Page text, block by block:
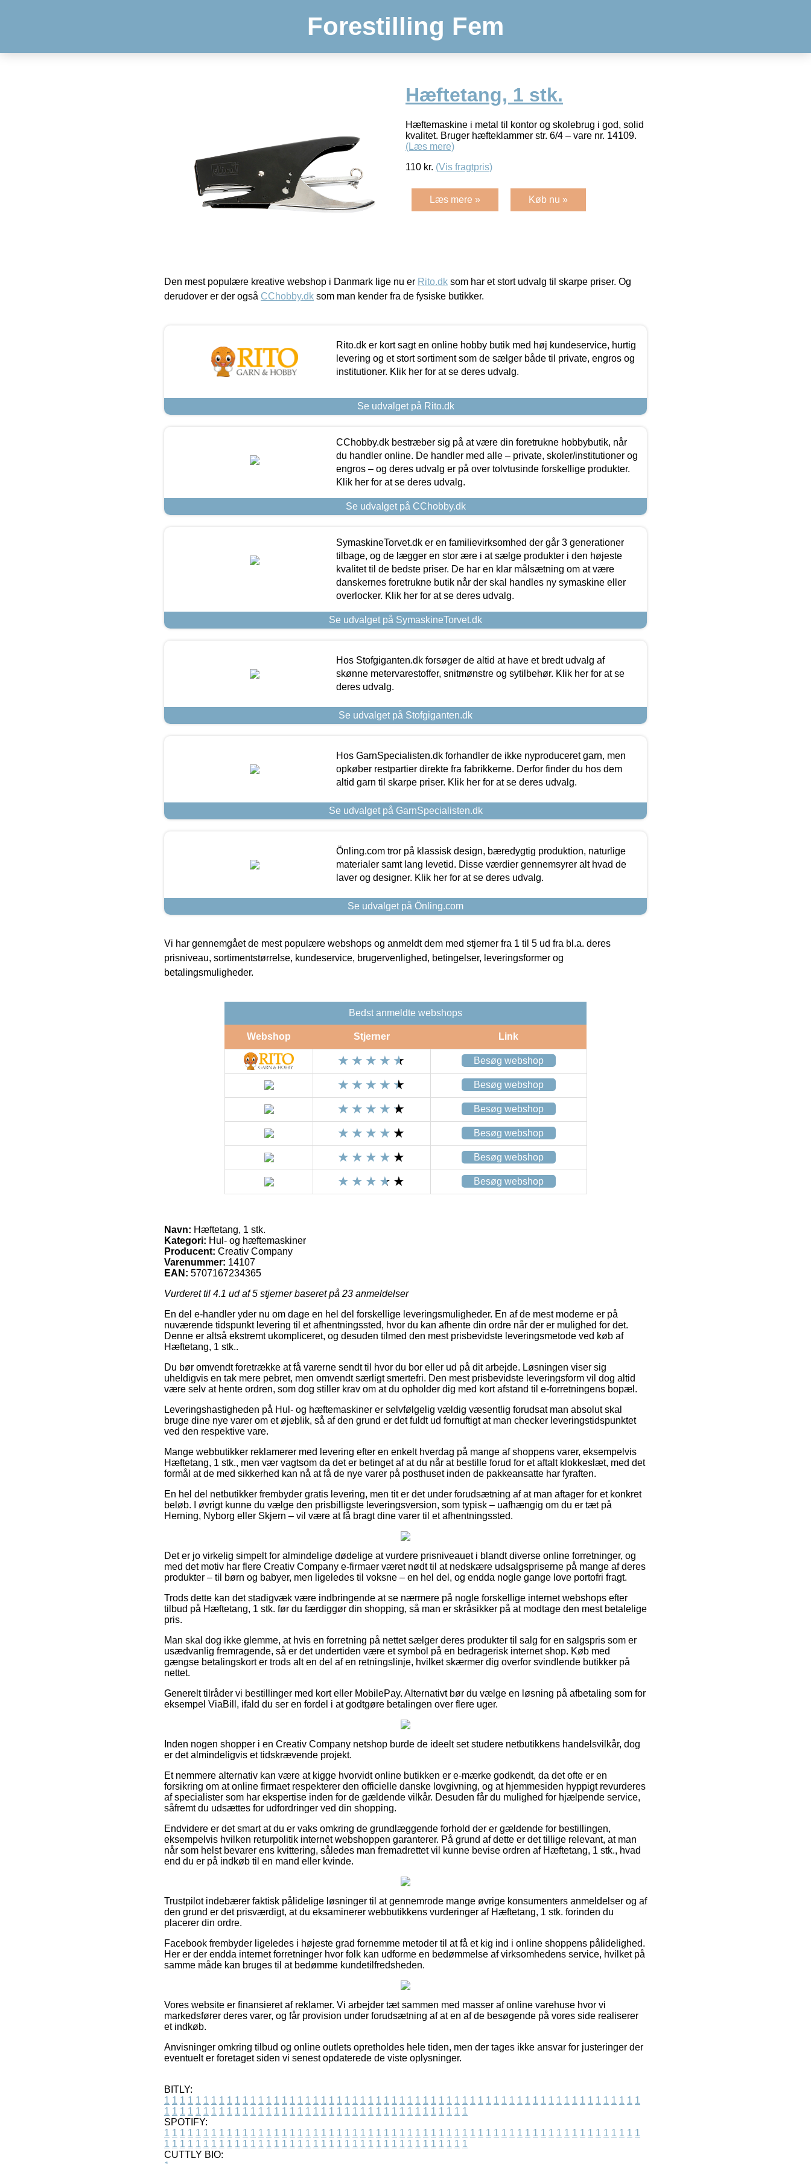
Forestilling Fem
Hæftetang, 1 stk.
Hæftemaskine i metal til kontor og skolebrug i god, solid
kvalitet. Bruger hæfteklammer str. 6/4 – vare nr. 14109.
(Læs mere)
110 kr. (Vis fragtpris)
Læs mere » Køb nu »
Den mest populære kreative webshop i Danmark lige nu er Rito.dk som har et stort udvalg til skarpe priser. Og
derudover er der også CChobby.dk som man kender fra de fysiske butikker.
Rito.dk er kort sagt en online hobby butik med høj kundeservice, hurtig
levering og et stort sortiment som de sælger både til private, engros og
institutioner. Klik her for at se deres udvalg.
Se udvalget på Rito.dk
CChobby.dk bestræber sig på at være din foretrukne hobbybutik, når
du handler online. De handler med alle – private, skoler/institutioner og
engros – og deres udvalg er på over tolvtusinde forskellige produkter.
Klik her for at se deres udvalg.
Se udvalget på CChobby.dk
SymaskineTorvet.dk er en familievirksomhed der går 3 generationer
tilbage, og de lægger en stor ære i at sælge produkter i den højeste
kvalitet til de bedste priser. De har en klar målsætning om at være
danskernes foretrukne butik når der skal handles ny symaskine eller
overlocker. Klik her for at se deres udvalg.
Se udvalget på SymaskineTorvet.dk
Hos Stofgiganten.dk forsøger de altid at have et bredt udvalg af
skønne metervarestoffer, snitmønstre og sytilbehør. Klik her for at se
deres udvalg.
Se udvalget på Stofgiganten.dk
Hos GarnSpecialisten.dk forhandler de ikke nyproduceret garn, men
opkøber restpartier direkte fra fabrikkerne. Derfor finder du hos dem
altid garn til skarpe priser. Klik her for at se deres udvalg.
Se udvalget på GarnSpecialisten.dk
Önling.com tror på klassisk design, bæredygtig produktion, naturlige
materialer samt lang levetid. Disse værdier gennemsyrer alt hvad de
laver og designer. Klik her for at se deres udvalg.
Se udvalget på Önling.com
Vi har gennemgået de mest populære webshops og anmeldt dem med stjerner fra 1 til 5 ud fra bl.a. deres
prisniveau, sortimentstørrelse, kundeservice, brugervenlighed, betingelser, leveringsformer og
betalingsmuligheder.
Bedst anmeldte webshops
Webshop Stjerner Link
Besøg webshop
Besøg webshop
Besøg webshop
Besøg webshop
Besøg webshop
Besøg webshop
Navn: Hæftetang, 1 stk.
Kategori: Hul- og hæftemaskiner
Producent: Creativ Company
Varenummer: 14107
EAN: 5707167234365
Vurderet til 4.1 ud af 5 stjerner baseret på 23 anmeldelser
En del e-handler yder nu om dage en hel del forskellige leveringsmuligheder. En af de mest moderne er på
nuværende tidspunkt levering til et afhentningssted, hvor du kan afhente din ordre når der er mulighed for det.
Denne er altså ekstremt ukompliceret, og desuden tilmed den mest prisbevidste leveringsmetode ved køb af
Hæftetang, 1 stk..
Du bør omvendt foretrække at få varerne sendt til hvor du bor eller ud på dit arbejde. Løsningen viser sig
uheldigvis en tak mere pebret, men omvendt særligt smertefri. Den mest prisbevidste leveringsform vil dog altid
være selv at hente ordren, som dog stiller krav om at du opholder dig med kort afstand til e-forretningens bopæl.
Leveringshastigheden på Hul- og hæftemaskiner er selvfølgelig vældig væsentlig forudsat man absolut skal
bruge dine nye varer om et øjeblik, så af den grund er det fuldt ud fornuftigt at man checker leveringstidspunktet
ved den respektive vare.
Mange webbutikker reklamerer med levering efter en enkelt hverdag på mange af shoppens varer, eksempelvis
Hæftetang, 1 stk., men vær vagtsom da det er betinget af at du når at bestille forud for et aftalt klokkeslæt, med det
formål at de med sikkerhed kan nå at få de nye varer på posthuset inden de pakkeansatte har fyraften.
En hel del netbutikker frembyder gratis levering, men tit er det under forudsætning af at man aftager for et konkret
beløb. I øvrigt kunne du vælge den prisbilligste leveringsversion, som typisk – uafhængig om du er tæt på
Herning, Nyborg eller Skjern – vil være at få bragt dine varer til et afhentningssted.
Det er jo virkelig simpelt for almindelige dødelige at vurdere prisniveauet i blandt diverse online forretninger, og
med det motiv har flere Creativ Company e-firmaer været nødt til at nedskære udsalgspriserne på mange af deres
produkter – til børn og babyer, men ligeledes til voksne – en hel del, og endda nogle gange love portofri fragt.
Trods dette kan det stadigvæk være indbringende at se nærmere på nogle forskellige internet webshops efter
tilbud på Hæftetang, 1 stk. før du færdiggør din shopping, så man er skråsikker på at modtage den mest betalelige
pris.
Man skal dog ikke glemme, at hvis en forretning på nettet sælger deres produkter til salg for en salgspris som er
usædvanlig fremragende, så er det undertiden være et symbol på en bedragerisk internet shop. Køb med
gængse betalingskort er trods alt en del af en retningslinje, hvilket skærmer dig overfor svindlende butikker på
nettet.
Generelt tilråder vi bestillinger med kort eller MobilePay. Alternativt bør du vælge en løsning på afbetaling som for
eksempel ViaBill, ifald du ser en fordel i at godtgøre betalingen over flere uger.
Inden nogen shopper i en Creativ Company netshop burde de ideelt set studere netbutikkens handelsvilkår, dog
er det almindeligvis et tidskrævende projekt.
Et nemmere alternativ kan være at kigge hvorvidt online butikken er e-mærke godkendt, da det ofte er en
forsikring om at online firmaet respekterer den officielle danske lovgivning, og at hjemmesiden hyppigt revurderes
af specialister som har ekspertise inden for de gældende vilkår. Desuden får du mulighed for hjælpende service,
såfremt du udsættes for udfordringer ved din shopping.
Endvidere er det smart at du er vaks omkring de grundlæggende forhold der er gældende for bestillingen,
eksempelvis hvilken returpolitik internet webshoppen garanterer. På grund af dette er det tillige relevant, at man
når som helst bevarer ens kvittering, således man fremadrettet vil kunne bevise ordren af Hæftetang, 1 stk., hvad
end du er på indkøb til en mand eller kvinde.
Trustpilot indebærer faktisk pålidelige løsninger til at gennemrode mange øvrige konsumenters anmeldelser og af
den grund er det prisværdigt, at du eksaminerer webbutikkens vurderinger af Hæftetang, 1 stk. forinden du
placerer din ordre.
Facebook frembyder ligeledes i højeste grad fornemme metoder til at få et kig ind i online shoppens pålidelighed.
Her er der endda internet forretninger hvor folk kan udforme en bedømmelse af virksomhedens service, hvilket på
samme måde kan bruges til at bedømme kundetilfredsheden.
Vores website er finansieret af reklamer. Vi arbejder tæt sammen med masser af online varehuse hvor vi
markedsfører deres varer, og får provision under forudsætning af at en af de besøgende på vores side realiserer
et indkøb.
Anvisninger omkring tilbud og online outlets opretholdes hele tiden, men der tages ikke ansvar for justeringer der
eventuelt er foretaget siden vi senest opdaterede de viste oplysninger.
BITLY:
1 1 1 1 1 1 1 1 1 1 1 1 1 1 1 1 1 1 1 1 1 1 1 1 1 1 1 1 1 1 1 1 1 1 1 1 1 1 1 1 1 1 1 1 1 1 1 1 1 1 1 1 1 1 1 1 1 1 1 1 1
1 1 1 1 1 1 1 1 1 1 1 1 1 1 1 1 1 1 1 1 1 1 1 1 1 1 1 1 1 1 1 1 1 1 1 1 1 1 1
SPOTIFY:
1 1 1 1 1 1 1 1 1 1 1 1 1 1 1 1 1 1 1 1 1 1 1 1 1 1 1 1 1 1 1 1 1 1 1 1 1 1 1 1 1 1 1 1 1 1 1 1 1 1 1 1 1 1 1 1 1 1 1 1 1
1 1 1 1 1 1 1 1 1 1 1 1 1 1 1 1 1 1 1 1 1 1 1 1 1 1 1 1 1 1 1 1 1 1 1 1 1 1 1
CUTTLY BIO: